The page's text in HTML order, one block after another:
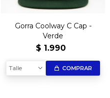
Gorra Coolway C Cap -
Verde
$ 1.990
Talle COMPRAR